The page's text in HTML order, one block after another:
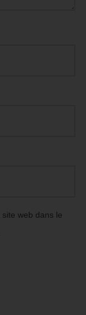
web dans le